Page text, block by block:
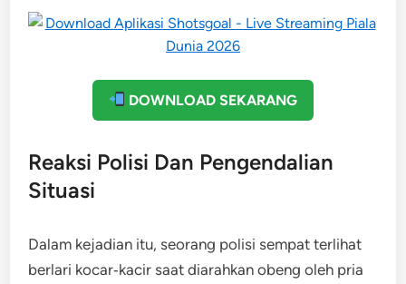
DOWNLOAD SEKARANG
Reaksi Polisi Dan Pengendalian
Situasi
Dalam kejadian itu, seorang polisi sempat terlihat
berlari kocar‑kacir saat diarahkan obeng oleh pria